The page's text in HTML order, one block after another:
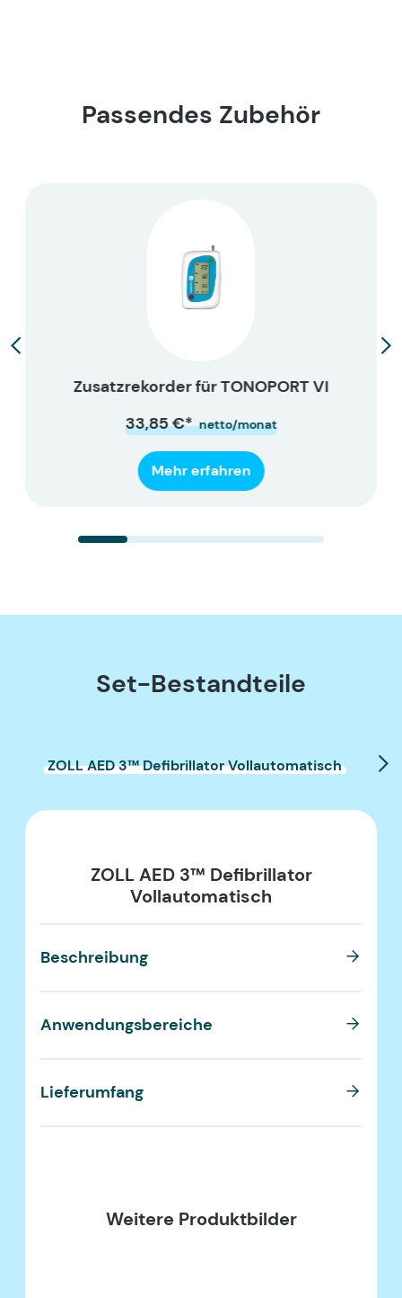
Passendes Zubehör
Zusatzrekorder für TONOPORT VI
33,85 €* netto/monat
Mehr erfahren
Set-Bestandteile
ZOLL AED 3™ Defibrillator Vollautomatisch
ZOLL AED 3™ Defibrillator
Vollautomatisch
Beschreibung
Anwendungsbereiche
Lieferumfang
Weitere Produktbilder